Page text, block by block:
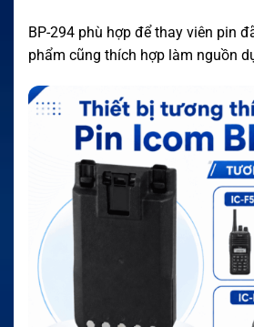
BP-294 phù hợp để thay viên pin
phẩm cũng thích hợp làm nguồn